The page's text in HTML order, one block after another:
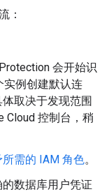
：
会开始识
实例创建默认连
取决于发现范围
Cloud 控制台，稍
需的 IAM 角色。
数据库用户凭证